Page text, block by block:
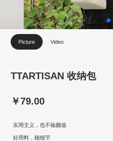
Picture Video
TTARTISAN 收纳包
￥79.00
实用主义，也不输颜值
好用料，顾细节